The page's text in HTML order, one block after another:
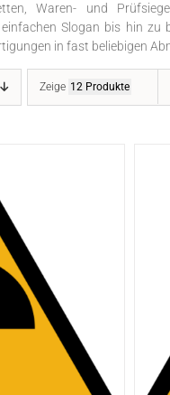
Waren- und
Slogan bis hin
in fast beliebigen
Zeige 12 Produkte
/ DETAILS